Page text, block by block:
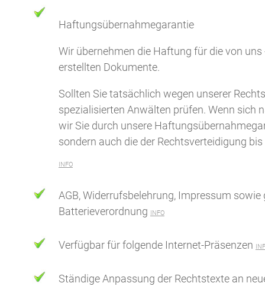
Haftungsübernahmegarantie
Wir übernehmen die Haftung für die von
erstellten Dokumente.
Sollten Sie tatsächlich wegen unserer
spezialisierten Anwälten prüfen. Wenn sich
wir Sie durch unsere
sondern auch die der Rechtsverteidigung
INFO
AGB, Widerrufsbelehrung, Impressum
Batterieverordnung INFO
Verfügbar für folgende Internet-Präsenzen
Ständige Anpassung der Rechtstexte an